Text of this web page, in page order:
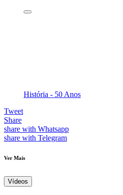
História - 50 Anos
Tweet
Share
share with Whatsapp
share with Telegram
Ver Mais
Vídeos